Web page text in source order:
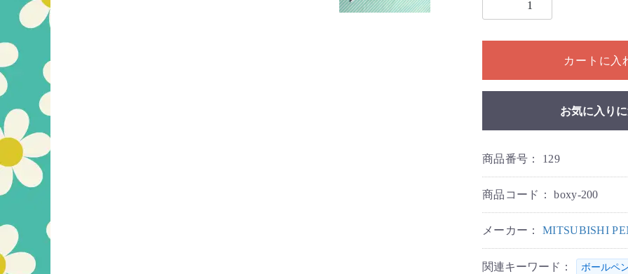
1個以上の数量を入力してく
カートに入
お気に入り
商品番号： 129
商品コード：boxy-200
メーカー： MITSUBISHI
関連キーワード：
ボールペ